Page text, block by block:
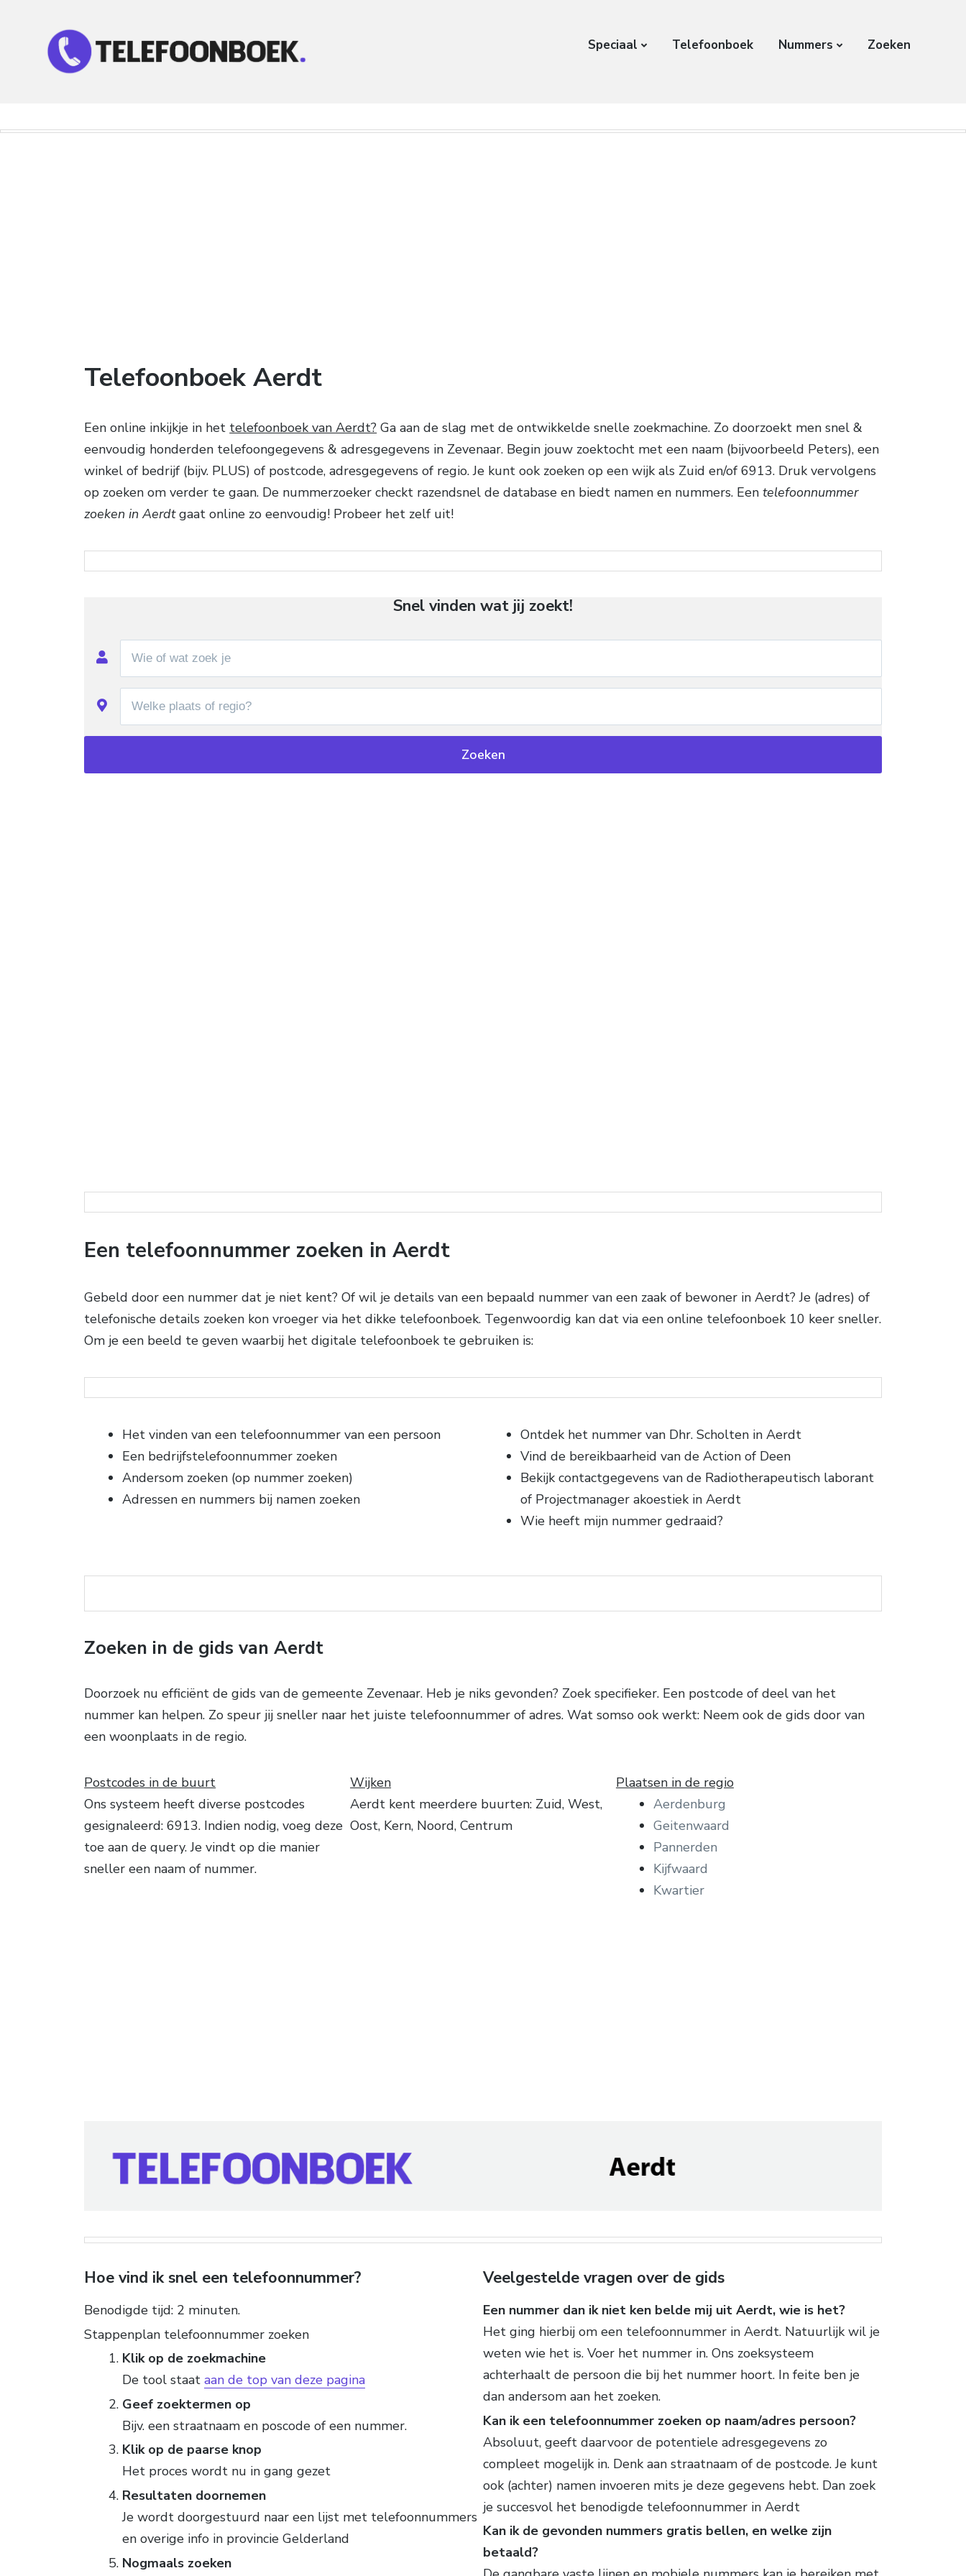
Speciaal Telefoonboek Nummers Zoeken
Telefoonboek Aerdt
Een online inkijkje in het telefoonboek van Aerdt? Ga aan de slag met de ontwikkelde snelle zoekmachine. Zo doorzoekt men snel &
eenvoudig honderden telefoongegevens & adresgegevens in Zevenaar. Begin jouw zoektocht met een naam (bijvoorbeeld Peters), een
winkel of bedrijf (bijv. PLUS) of postcode, adresgegevens of regio. Je kunt ook zoeken op een wijk als Zuid en/of 6913. Druk vervolgens
op zoeken om verder te gaan. De nummerzoeker checkt razendsnel de database en biedt namen en nummers. Eentelefoonnummer
zoeken in Aerdtgaat online zo eenvoudig! Probeer het zelf uit!
Snel vinden wat jij zoekt!
Een telefoonnummer zoeken in Aerdt
Gebeld door een nummer dat je niet kent? Of wil je details van een bepaald nummer van een zaak of bewoner in Aerdt? Je (adres) of
telefonische details zoeken kon vroeger via het dikke telefoonboek. Tegenwoordig kan dat via een online telefoonboek 10 keer sneller.
Om je een beeld te geven waarbij het digitale telefoonboek te gebruiken is:
Het vinden van een telefoonnummer van een persoon
Een bedrijfstelefoonnummer zoeken
Andersom zoeken (op nummer zoeken)
Adressen en nummers bij namen zoeken
Ontdek het nummer van Dhr. Scholten in Aerdt
Vind de bereikbaarheid van de Action of Deen
Bekijk contactgegevens van de Radiotherapeutisch laborant
of Projectmanager akoestiek in Aerdt
Wie heeft mijn nummer gedraaid?
Zoeken in de gids van Aerdt
Doorzoek nu efficiënt de gids van de gemeente Zevenaar. Heb je niks gevonden? Zoek specifieker. Een postcode of deel van het
nummer kan helpen. Zo speur jij sneller naar het juiste telefoonnummer of adres. Wat somso ook werkt: Neem ook de gids door van
een woonplaats in de regio.
Postcodes in de buurt
Ons systeem heeft diverse postcodes
gesignaleerd: 6913. Indien nodig, voeg deze
toe aan de query. Je vindt op die manier
sneller een naam of nummer.
Wijken
Aerdt kent meerdere buurten: Zuid, West,
Oost, Kern, Noord, Centrum
Plaatsen in de regio
Aerdenburg
Geitenwaard
Pannerden
Kijfwaard
Kwartier
Hoe vind ik snel een telefoonnummer?
Benodigde tijd: 2 minuten.
Stappenplan telefoonnummer zoeken
Klik op de zoekmachine
De tool staat aan de top van deze pagina
Geef zoektermen op
Bijv. een straatnaam en poscode of een nummer.
Klik op de paarse knop
Het proces wordt nu in gang gezet
Resultaten doornemen
Je wordt doorgestuurd naar een lijst met telefoonnummers
en overige info in provincie Gelderland
Nogmaals zoeken
Veelgestelde vragen over de gids
Een nummer dan ik niet ken belde mij uit Aerdt, wie is het?
Het ging hierbij om een telefoonnummer in Aerdt. Natuurlijk wil je
weten wie het is. Voer het nummer in. Ons zoeksysteem
achterhaalt de persoon die bij het nummer hoort. In feite ben je
dan andersom aan het zoeken.
Kan ik een telefoonnummer zoeken op naam/adres persoon?
Absoluut, geeft daarvoor de potentiele adresgegevens zo
compleet mogelijk in. Denk aan straatnaam of de postcode. Je kunt
ook (achter) namen invoeren mits je deze gegevens hebt. Dan zoek
je succesvol het benodigde telefoonnummer in Aerdt
Kan ik de gevonden nummers gratis bellen, en welke zijn
betaald?